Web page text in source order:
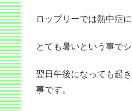
ロッブリーでは熱中症
とても暑いという事で
翌日午後になっても起
事です。